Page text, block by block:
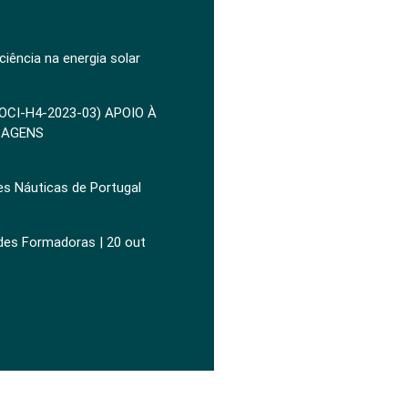
na energia solar
H4-2023-03) APOIO À
Náuticas de Portugal
Formadoras | 20 out